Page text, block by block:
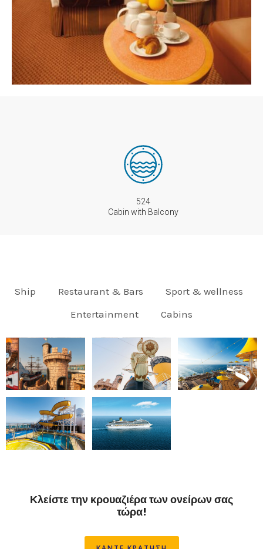
524
Cabin with Balcony
Ship Restaurant & Bars
Sport & wellness
Entertainment
Cabins
Κλείστε την κρουαζιέρα των ονείρων σας
τώρα!